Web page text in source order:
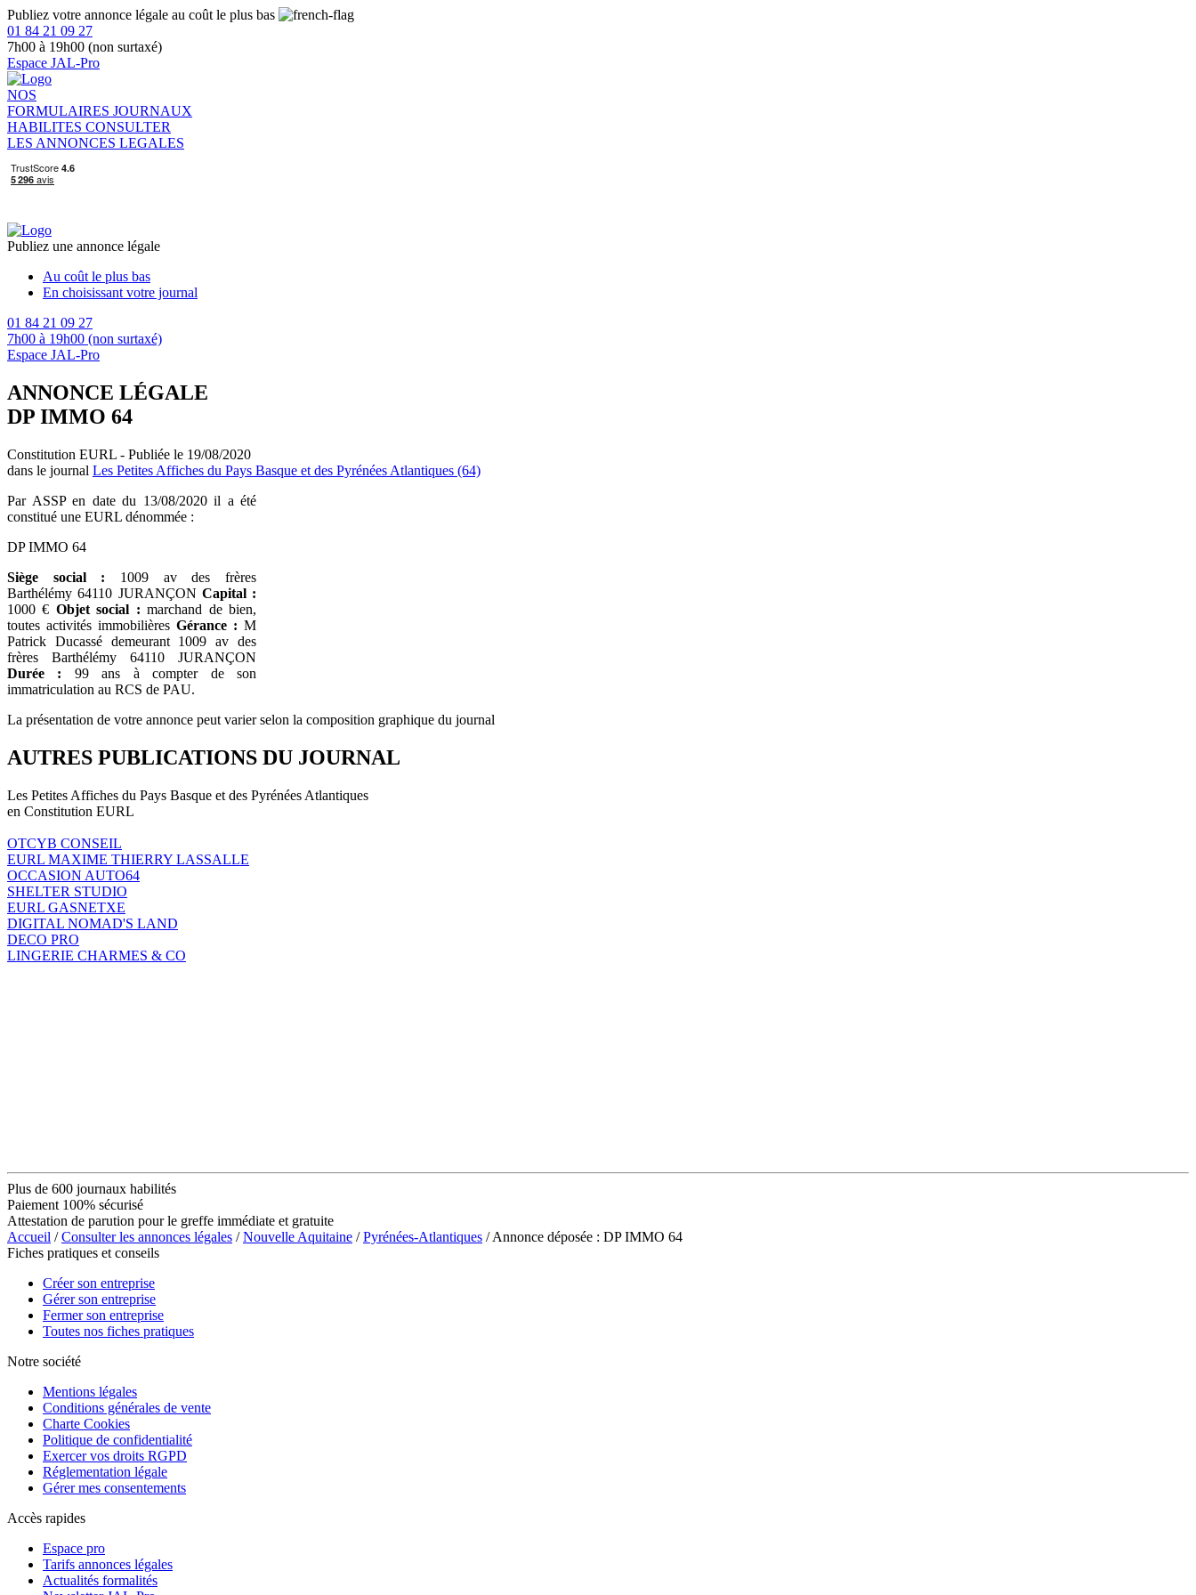
Publiez votre annonce légale au coût le plus bas
01 84 21 09 27
7h00 à 19h00 (non surtaxé)
Espace JAL-Pro
NOS
FORMULAIRES JOURNAUX
HABILITES CONSULTER
LES ANNONCES LEGALES
Publiez une annonce légale
Au coût le plus bas
En choisissant votre journal
01 84 21 09 27
7h00 à 19h00 (non surtaxé)
Espace JAL-Pro
ANNONCE LÉGALE
DP IMMO 64
Constitution EURL - Publiée le 19/08/2020
dans le journal Les Petites Affiches du Pays Basque et des Pyrénées Atlantiques (64)
Par ASSP en date du 13/08/2020 il a été
constitué une EURL dénommée :
DP IMMO 64
Siège social : 1009 av des frères
Barthélémy 64110 JURANÇON Capital :
1000 € Objet social : marchand de bien,
toutes activités immobilières Gérance : M
Patrick Ducassé demeurant 1009 av des
frères Barthélémy 64110 JURANÇON
Durée : 99 ans à compter de son
immatriculation au RCS de PAU.
La présentation de votre annonce peut varier selon la composition graphique du journal
AUTRES PUBLICATIONS DU JOURNAL
Les Petites Affiches du Pays Basque et des Pyrénées Atlantiques
en Constitution EURL
OTCYB CONSEIL
EURL MAXIME THIERRY LASSALLE
OCCASION AUTO64
SHELTER STUDIO
EURL GASNETXE
DIGITAL NOMAD'S LAND
DECO PRO
LINGERIE CHARMES & CO
Plus de 600 journaux habilités
Paiement 100% sécurisé
Attestation de parution pour le greffe immédiate et gratuite
Accueil /Consulter les annonces légales /Nouvelle Aquitaine /Pyrénées-Atlantiques / Annonce déposée : DP IMMO 64
Fiches pratiques et conseils
Créer son entreprise
Gérer son entreprise
Fermer son entreprise
Toutes nos fiches pratiques
Notre société
Mentions légales
Conditions générales de vente
Charte Cookies
Politique de confidentialité
Exercer vos droits RGPD
Réglementation légale
Gérer mes consentements
Accès rapides
Espace pro
Tarifs annonces légales
Actualités formalités